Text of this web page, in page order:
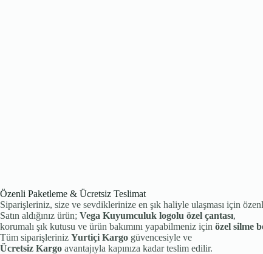
Özenli Paketleme & Ücretsiz Teslimat
Siparişleriniz, size ve sevdiklerinize en şık haliyle ulaşması için
Satın aldığınız ürün; Vega Kuyumculuk logolu özel çantası,
korumalı şık kutusu ve ürün bakımını yapabilmeniz için özel silme
Tüm siparişleriniz Yurtiçi Kargo güvencesiyle ve
Ücretsiz Kargo avantajıyla kapınıza kadar teslim edilir.